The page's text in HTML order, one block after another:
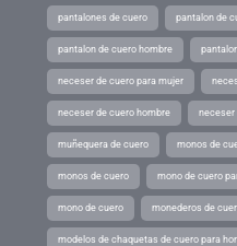
pantalones de cuero pantalon de
pantalon de cuero hombre
neceser de cuero para mujer
neceser de cuero hombre neceser
muñequera de cuero monos de
monos de cuero mono de cuero
mono de cuero monederos de
modelos de chaquetas de cuero para